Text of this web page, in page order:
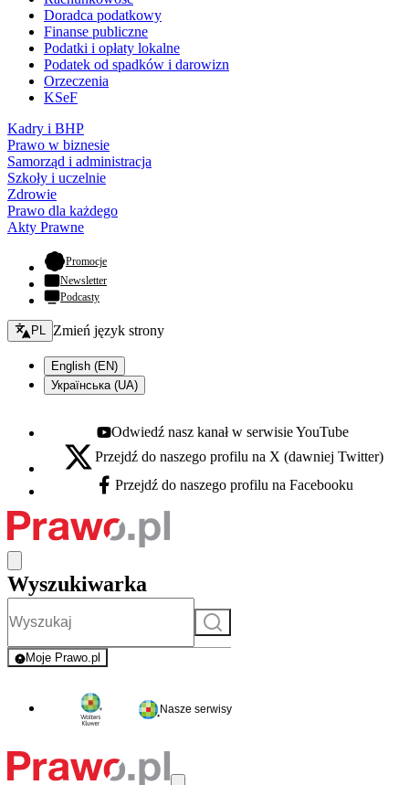
Doradca podatkowy
Finanse publiczne
Podatki i opłaty lokalne
Podatek od spadków i darowizn
Orzeczenia
KSeF
Kadry i BHP
Prawo w biznesie
Samorząd i administracja
Szkoły i uczelnie
Zdrowie
Prawo dla każdego
Akty Prawne
Promocje- otwiera się w nowej karcie
Newsletter
Podcasty
Zmień język - bieżący:
PL Zmień język strony
English (EN)
Українська (UA)
Youtube - otwiera się w nowej karcie
Odwiedź nasz kanał w serwisie YouTube
X - otwiera się w nowej karcie
Przejdź do naszego profilu na X (dawniej Twitter)
Facebook - otwiera się w nowej karcie
Przejdź do naszego profilu na Facebooku
Wyszukiwarka
Szukaj
Moje Prawo.pl
- rejestracja i logowanie do serwisu
Nasze serwisy